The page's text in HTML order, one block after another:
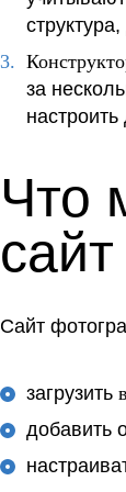
за
Что
сайт
Сайт
загрузить
добавить